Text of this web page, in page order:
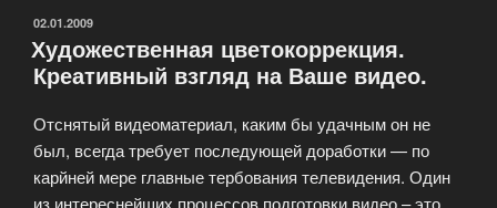
ОПУБЛИКОВАНО
02.01.2009
Художественная цветокоррекция.
Креативный взгляд на Ваше видео.
Отснятый видеоматериал, каким бы удачным он не
был, всегда требует последующей доработки — по
карйней мере главные тербования телевидения. Один
из интереснейших процессов подготовки видео – это,